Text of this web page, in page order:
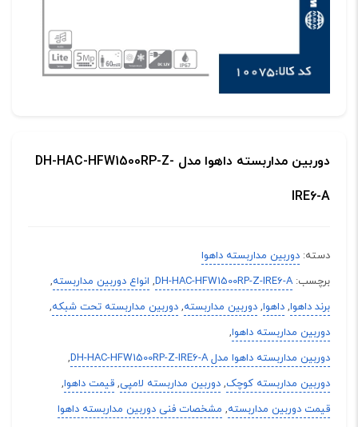
دوربین مداربسته داهوا مدل DH-HAC-HFW1500RP-Z-
IRE6-A
دسته: دوربین مداربسته داهوا
برچسب:DH-HAC-HFW1500RP-Z-IRE6-A
, انواع دوربین مداربسته,
برند داهوا, داهوا, دوربین مداربسته, دوربین مداربسته تحت شبکه,
دوربین مداربسته داهوا,
دوربین مداربسته داهوا مدل DH-HAC-HFW1500RP-Z-IRE6-A
,
دوربین مداربسته کوچک, دوربین مداربسته لامپی, قیمت داهوا,
قیمت دوربین مداربسته, مشخصات فنی دوربین مداربسته داهوا